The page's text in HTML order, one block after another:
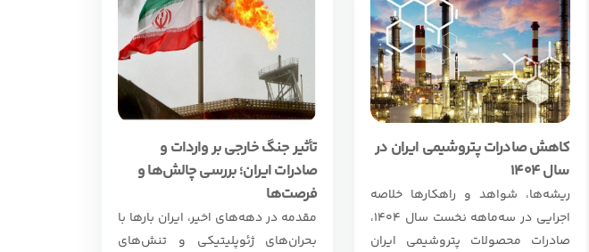
کاهش صادرات پتروشیمی ایران در
سال ۱۴۰۴
ریشه‌ها، شواهد و راهکارها خلاصه
اجرایی در سه‌ماهه نخست سال ۱۴۰۴،
صادرات محصولات پتروشیمی ایران
تأثیر جنگ خارجی بر واردات و
صادرات ایران؛ بررسی چالش‌ها و
فرصت‌ها
مقدمه در دهه‌های اخیر، ایران بارها با
بحران‌های ژئوپلیتیکی و تنش‌های